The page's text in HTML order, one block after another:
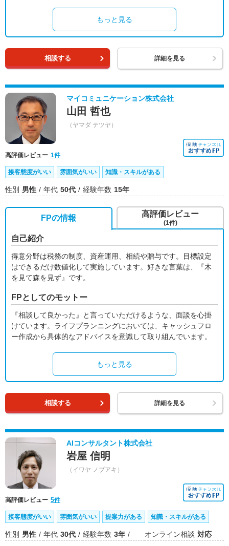
もっと見る
相談する 詳細を見る
マイコミュニケーション株式会社
山田 哲也
（ヤマダ テツヤ）
高評価レビュー 1件
接客態度がいい 雰囲気がいい 知識・スキルがある
性別 男性 年代 50代 経験年数 15年
FPの情報
自己紹介
得意分野は税務の制度、資産運用、相続や贈与です。目標設定
はできるだけ数値化して実施しています。好きな言葉は、『木
を見て森を見ず』です。
FPとしてのモットー
『相談して良かった』と言っていただけるような、面談を心掛
けています。ライフプランニングにおいては、キャッシュフロ
ー作成から具体的なアドバイスを意識して取り組んでいます。
もっと見る
高評価レビュー
(1件)
相談する 詳細を見る
AIコンサルタント株式会社
岩屋 信明
（イワヤ ノブアキ）
高評価レビュー 5件
接客態度がいい 雰囲気がいい 提案力がある 知識・スキルがある
性別 男性 年代 30代 経験年数 3年 オンライン相談 対応